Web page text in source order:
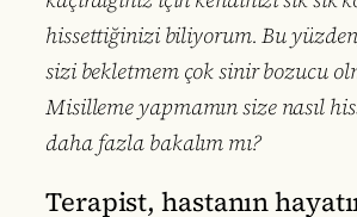
hissettiğinizi biliyorum. Bu
sizi bekletmem çok sinir bozucu
Misilleme yapmamın size nasıl
daha fazla bakalım mı?
Terapist, hastanın